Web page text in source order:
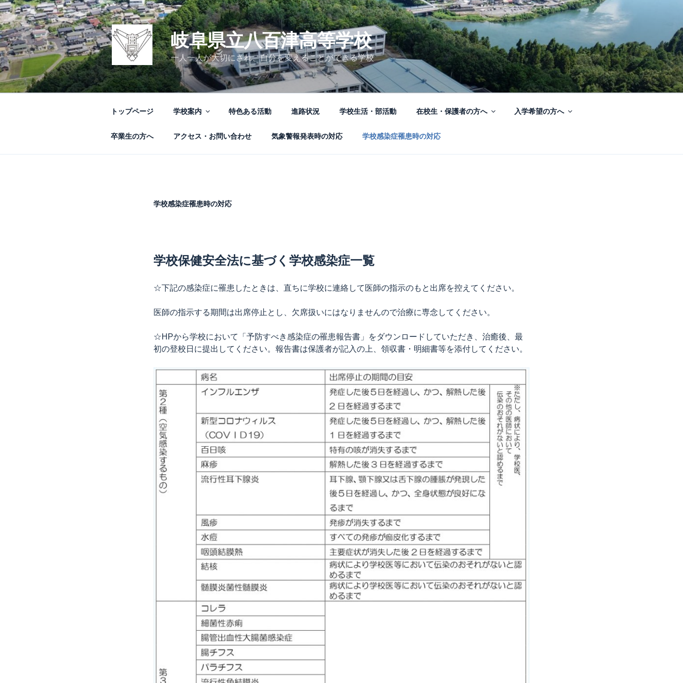
コ
ン
テ
ン
ツ
へ
ス
キ
岐阜県立八百津高等学校
一人一人が大切にされ、自分を変えることができる学校
トップページ 学校案内 特色ある活動 進路状況 学校生活・部活動 在校生・保護者の方へ 入学希望の方へ
卒業生の方へ アクセス・お問い合わせ 気象警報発表時の対応 学校感染症罹患時の対応
学校感染症罹患時の対応
学校保健安全法に基づく学校感染症一覧
☆下記の感染症に罹患したときは、直ちに学校に連絡して医師の指示のもと出席を控えてください。
医師の指示する期間は出席停止とし、欠席扱いにはなりませんので治療に専念してください。
☆HPから学校において「予防すべき感染症の罹患報告書」をダウンロードしていただき、治癒後、最
初の登校日に提出してください。報告書は保護者が記入の上、領収書・明細書等を添付してください。